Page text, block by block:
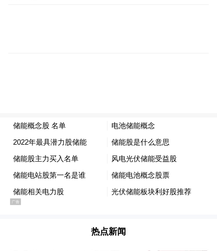
增强了生产责任意识和，提升了业务技能，
热点新闻